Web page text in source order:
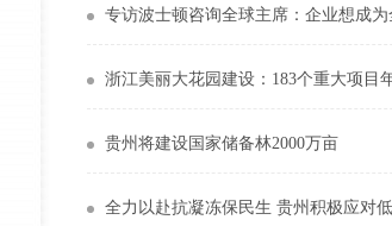
贵州将建设国家储备林2000万亩